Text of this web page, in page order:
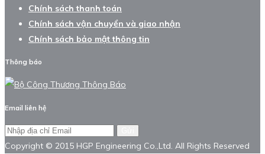
Chính sách thanh toán
Chính sách vận chuyển và giao nhận
Chính sách bảo mật thông tin
Thông báo
Email liên hệ
Copyright © 2015 HGP Engineering Co.,Ltd. All Rights Reserved